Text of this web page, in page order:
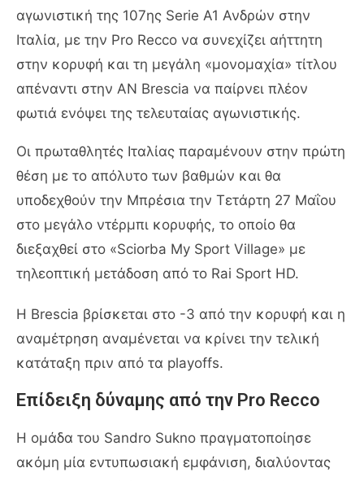
αγωνιστική της 107ης Serie A1 Ανδρών στην
Ιταλία, με την Pro Recco να συνεχίζει αήττητη
στην κορυφή και τη μεγάλη «μονομαχία» τίτλου
απέναντι στην AN Brescia να παίρνει πλέον
φωτιά ενόψει της τελευταίας αγωνιστικής.
Οι πρωταθλητές Ιταλίας παραμένουν στην πρώτη
θέση με το απόλυτο των βαθμών και θα
υποδεχθούν την Μπρέσια την Τετάρτη 27 Μαΐου
στο μεγάλο ντέρμπι κορυφής, το οποίο θα
διεξαχθεί στο «Sciorba My Sport Village» με
τηλεοπτική μετάδοση από το Rai Sport HD.
Η Brescia βρίσκεται στο -3 από την κορυφή και η
αναμέτρηση αναμένεται να κρίνει την τελική
κατάταξη πριν από τα playoffs.
Επίδειξη δύναμης από την Pro Recco
Η ομάδα του Sandro Sukno πραγματοποίησε
ακόμη μία εντυπωσιακή εμφάνιση, διαλύοντας